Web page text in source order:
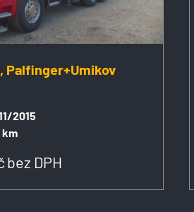
Palfinger+Umikov
2015
km
bez DPH